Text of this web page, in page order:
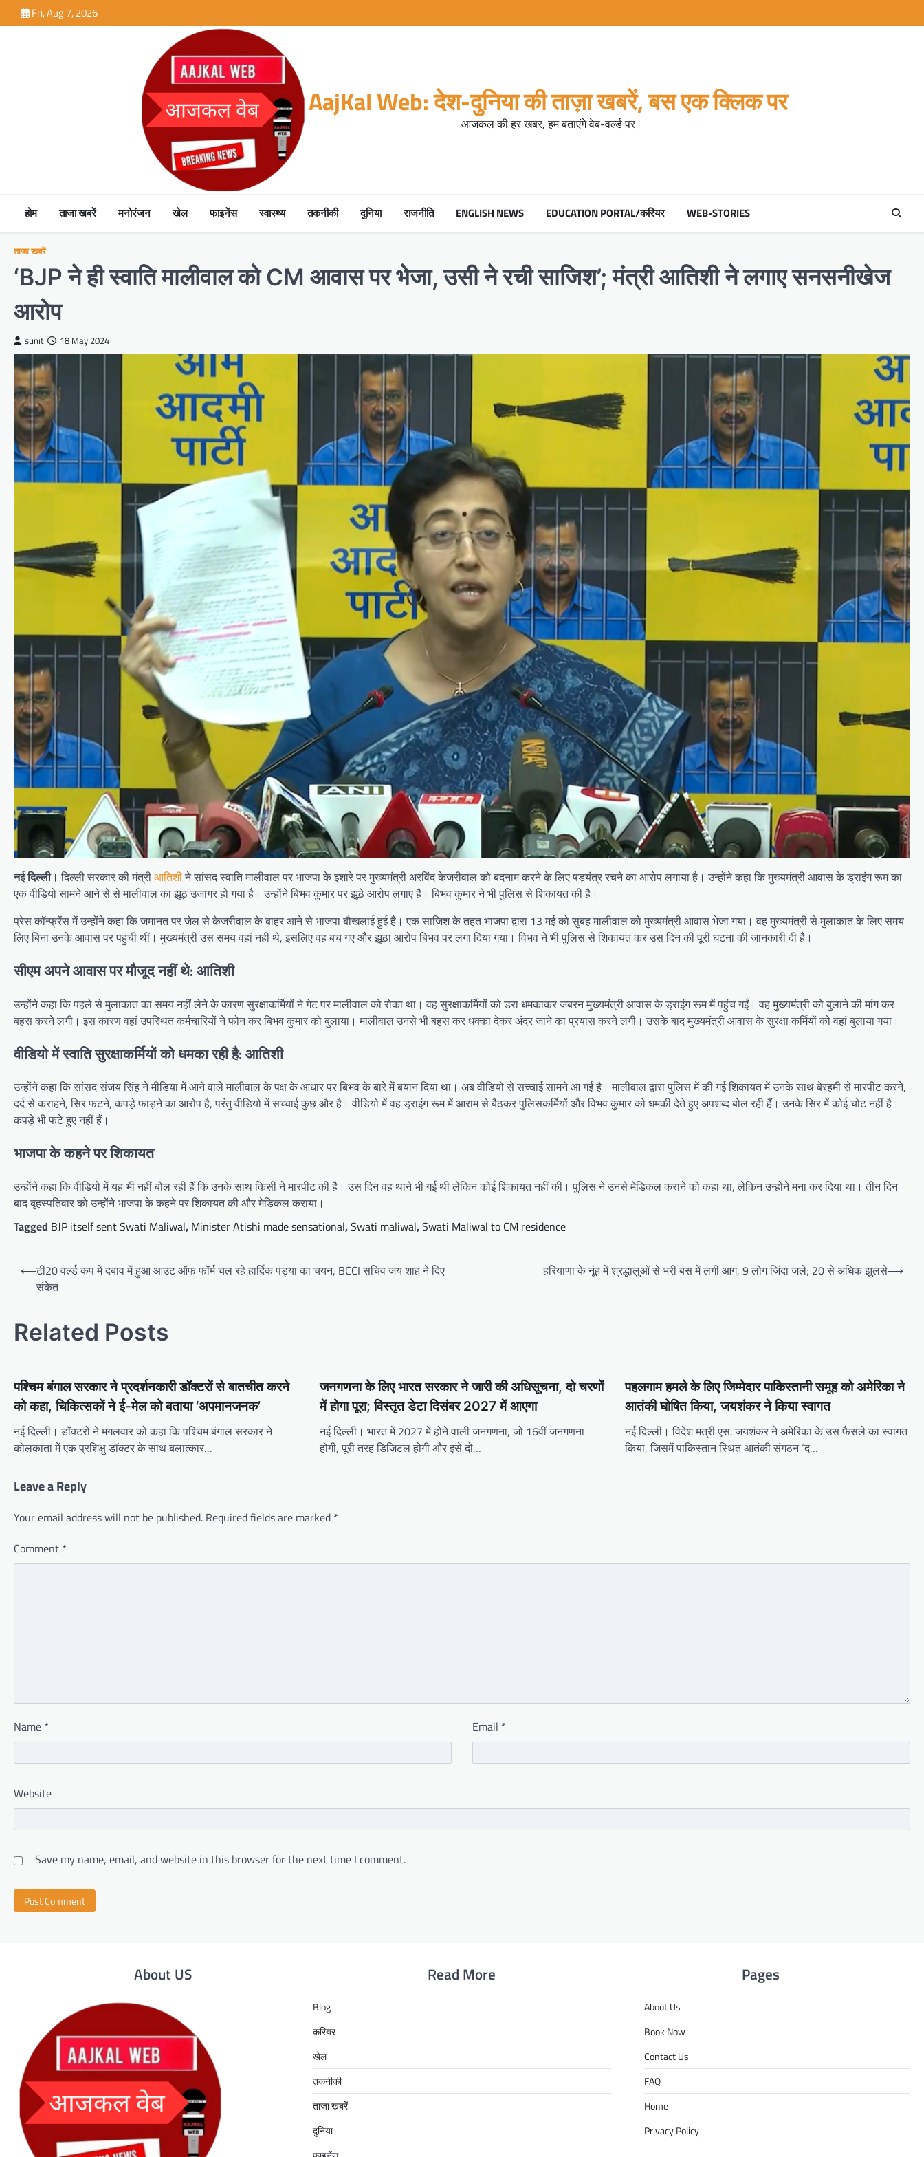
to
Fri, Aug 7, 2026
AajKal Web: देश-दुनिया की ताज़ा खबरें, बस एक क्लिक पर
आजकल की हर खबर, हम बताएंगे वेब-वर्ल्ड पर
होम ताजा खबरें मनोरंजन खेल फाइनेंस स्वास्थ्य तकनीकी दुनिया राजनीति ENGLISH NEWS EDUCATION PORTAL/करियर WEB-STORIES
ताजा खबरें
‘BJP ने ही स्वाति मालीवाल को CM आवास पर भेजा, उसी ने रची साजिश’; मंत्री आतिशी ने लगाए सनसनीखेज
आरोप
sunit 18 May 2024
नई दिल्ली। दिल्ली सरकार की मंत्रीआतिशीने सांसद स्वाति मालीवाल पर भाजपा के इशारे पर मुख्यमंत्री अरविंद केजरीवाल को बदनाम करने के लिए षड़यंत्र रचने का आरोप लगाया है। उन्होंने कहा कि मुख्यमंत्री आवास के ड्राइंग रूम का
एक वीडियो सामने आने से से मालीवाल का झूठ उजागर हो गया है। उन्होंने बिभव कुमार पर झूठे आरोप लगाए हैं। बिभव कुमार ने भी पुलिस से शिकायत की है।
प्रेस कॉन्फ्रेंस में उन्होंने कहा कि जमानत पर जेल से केजरीवाल के बाहर आने से भाजपा बौखलाई हुई है। एक साजिश के तहत भाजपा द्वारा 13 मई को सुबह मालीवाल को मुख्यमंत्री आवास भेजा गया। वह मुख्यमंत्री से मुलाकात के लिए समय
लिए बिना उनके आवास पर पहुंची थीं। मुख्यमंत्री उस समय वहां नहीं थे, इसलिए वह बच गए और झूठा आरोप बिभव पर लगा दिया गया। विभव ने भी पुलिस से शिकायत कर उस दिन की पूरी घटना की जानकारी दी है।
सीएम अपने आवास पर मौजूद नहीं थे: आतिशी
उन्होंने कहा कि पहले से मुलाकात का समय नहीं लेने के कारण सुरक्षाकर्मियों ने गेट पर मालीवाल को रोका था। वह सुरक्षाकर्मियों को डरा धमकाकर जबरन मुख्यमंत्री आवास के ड्राइंग रूम में पहुंच गईं। वह मुख्यमंत्री को बुलाने की मांग कर
बहस करने लगी। इस कारण वहां उपस्थित कर्मचारियों ने फोन कर बिभव कुमार को बुलाया। मालीवाल उनसे भी बहस कर धक्का देकर अंदर जाने का प्रयास करने लगी। उसके बाद मुख्यमंत्री आवास के सुरक्षा कर्मियों को वहां बुलाया गया।
वीडियो में स्वाति सुरक्षाकर्मियों को धमका रही है: आतिशी
उन्होंने कहा कि सांसद संजय सिंह ने मीडिया में आने वाले मालीवाल के पक्ष के आधार पर बिभव के बारे में बयान दिया था। अब वीडियो से सच्चाई सामने आ गई है। मालीवाल द्वारा पुलिस में की गई शिकायत में उनके साथ बेरहमी से मारपीट करने,
दर्द से कराहने, सिर फटने, कपड़े फाड़ने का आरोप है, परंतु वीडियो में सच्चाई कुछ और है। वीडियो में वह ड्राइंग रूम में आराम से बैठकर पुलिसकर्मियों और विभव कुमार को धमकी देते हुए अपशब्द बोल रही हैं। उनके सिर में कोई चोट नहीं है।
कपड़े भी फटे हुए नहीं हैं।
भाजपा के कहने पर शिकायत
उन्होंने कहा कि वीडियो में यह भी नहीं बोल रही हैं कि उनके साथ किसी ने मारपीट की है। उस दिन वह थाने भी गई थी लेकिन कोई शिकायत नहीं की। पुलिस ने उनसे मेडिकल कराने को कहा था, लेकिन उन्होंने मना कर दिया था। तीन दिन
बाद बृहस्पतिवार को उन्होंने भाजपा के कहने पर शिकायत की और मेडिकल कराया।
Tagged BJP itself sent Swati Maliwal, Minister Atishi made sensational,Swati maliwal,Swati Maliwal to CM residence
Post
navigation
⟵टी20 वर्ल्ड कप में दबाव में हुआ आउट ऑफ फॉर्म चल रहे हार्दिक पंड्या का चयन, BCCI सचिव जय शाह ने दिए
संकेत
हरियाणा के नूंह में श्रद्धालुओं से भरी बस में लगी आग, 9 लोग जिंदा जले; 20 से अधिक झुलसे⟶
Related Posts
पश्चिम बंगाल सरकार ने प्रदर्शनकारी डॉक्टरों से बातचीत करने
को कहा, चिकित्सकों ने ई-मेल को बताया ‘अपमानजनक’
नई दिल्ली। डॉक्टरों ने मंगलवार को कहा कि पश्चिम बंगाल सरकार ने
कोलकाता में एक प्रशिक्षु डॉक्टर के साथ बलात्कार…
जनगणना के लिए भारत सरकार ने जारी की अधिसूचना, दो चरणों
में होगा पूरा; विस्तृत डेटा दिसंबर 2027 में आएगा
नई दिल्ली। भारत में 2027 में होने वाली जनगणना, जो 16वीं जनगणना
होगी, पूरी तरह डिजिटल होगी और इसे दो…
पहलगाम हमले के लिए जिम्मेदार पाकिस्तानी समूह को अमेरिका ने
आतंकी घोषित किया, जयशंकर ने किया स्वागत
नई दिल्ली। विदेश मंत्री एस. जयशंकर ने अमेरिका के उस फैसले का स्वागत
किया, जिसमें पाकिस्तान स्थित आतंकी संगठन ‘द…
Leave a Reply
Your email address will not be published. Required fields are marked *
Comment *
Name * Email *
Website
Save my name, email, and website in this browser for the next time I comment.
About US Read More
Blog
करियर
खेल
तकनीकी
ताजा खबरें
दुनिया
Pages
About Us
Book Now
Contact Us
FAQ
Home
Privacy Policy